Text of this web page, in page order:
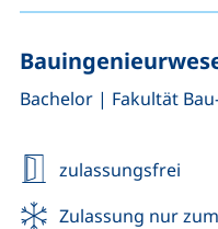
Bachelor, | Fakultät
zulassungsfrei
Zulassung nur